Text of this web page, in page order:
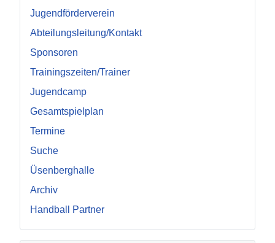
Jugendförderverein
Abteilungsleitung/Kontakt
Sponsoren
Trainingszeiten/Trainer
Jugendcamp
Gesamtspielplan
Termine
Suche
Üsenberghalle
Archiv
Handball Partner